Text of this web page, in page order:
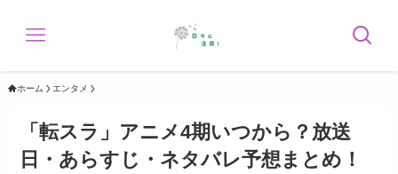
ホーム エンタメ
「転スラ」アニメ4期いつから？放送
日・あらすじ・ネタバレ予想まとめ！